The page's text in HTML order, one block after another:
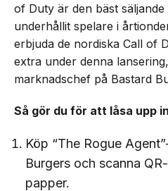
of Duty är den bäst
underhållit spelare i
erbjuda de nordiska Call of
extra under denna
marknadschef på Bastard
Så gör du för att låsa upp
Köp “The Rogue
Burgers och scanna
papper.